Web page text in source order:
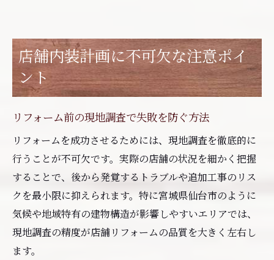
店舗内装計画に不可欠な注意ポイ
ント
リフォーム前の現地調査で失敗を防ぐ方法
リフォームを成功させるためには、現地調査を徹底的に
行うことが不可欠です。実際の店舗の状況を細かく把握
することで、後から発覚するトラブルや追加工事のリス
クを最小限に抑えられます。特に宮城県仙台市のように
気候や地域特有の建物構造が影響しやすいエリアでは、
現地調査の精度が店舗リフォームの品質を大きく左右し
ます。